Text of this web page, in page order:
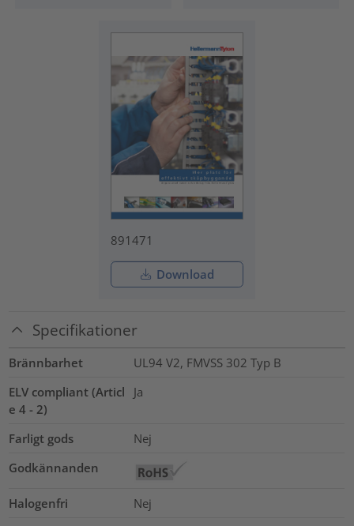
891471
Download
Specifikationer
Brännbarhet
UL94 V2, FMVSS 302 Typ B
ELV compliant (Articl
e 4 - 2)
Ja
Farligt gods
Nej
Godkännanden
Halogenfri
Nej